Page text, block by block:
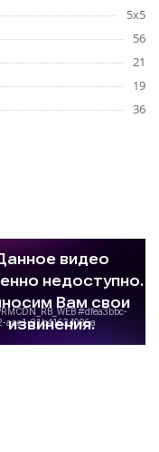
5x5
56
21
19
36